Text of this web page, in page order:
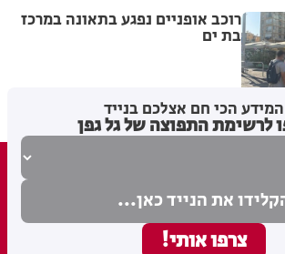
רוכב אופניים נפגע בתאונה במרכז
בת ים
הכי חם אצלכם בנייד
לרשימת התפוצה של גל גפן